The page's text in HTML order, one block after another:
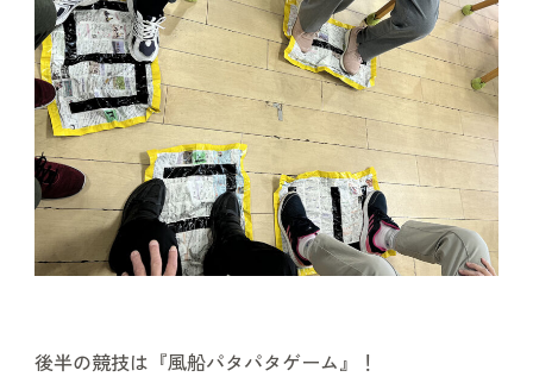
後半の競技は『風船パタパタゲーム』！